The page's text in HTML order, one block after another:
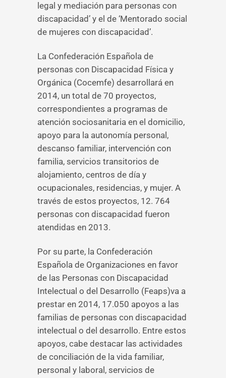
legal y mediación para personas con
discapacidad’ y el de ‘Mentorado social
de mujeres con discapacidad’.
La Confederación Española de
personas con Discapacidad Física y
Orgánica (Cocemfe) desarrollará en
2014, un total de 70 proyectos,
correspondientes a programas de
atención sociosanitaria en el domicilio,
apoyo para la autonomía personal,
descanso familiar, intervención con
familia, servicios transitorios de
alojamiento, centros de día y
ocupacionales, residencias, y mujer. A
través de estos proyectos, 12. 764
personas con discapacidad fueron
atendidas en 2013.
Por su parte, la Confederación
Española de Organizaciones en favor
de las Personas con Discapacidad
Intelectual o del Desarrollo (Feaps)va a
prestar en 2014, 17.050 apoyos a las
familias de personas con discapacidad
intelectual o del desarrollo. Entre estos
apoyos, cabe destacar las actividades
de conciliación de la vida familiar,
personal y laboral, servicios de